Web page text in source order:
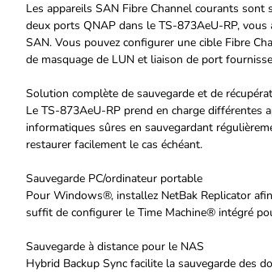
Les appareils SAN Fibre Channel courants sont
deux ports QNAP dans le TS-873AeU-RP,
SAN. Vous pouvez configurer une cible Fibre
de masquage de LUN et liaison de port
Solution complète de sauvegarde et de
Le TS-873AeU-RP prend en charge différentes
informatiques sûres en sauvegardant
restaurer facilement le cas échéant.
Sauvegarde PC/ordinateur portable
Pour Windows®, installez NetBak Replicator
suffit de configurer le Time Machine® intégré
Sauvegarde à distance pour le NAS
Hybrid Backup Sync facilite la sauvegarde des